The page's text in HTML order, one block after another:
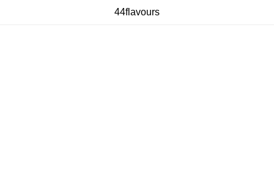
44flavours